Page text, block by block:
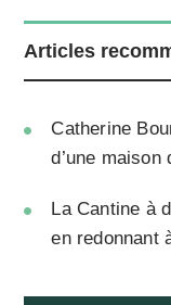
Articles
Catherine
d’une maison
La Cantine à
en redonnant